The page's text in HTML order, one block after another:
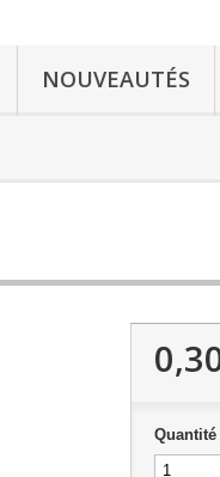
NOUVEAUTÉS
Quantité